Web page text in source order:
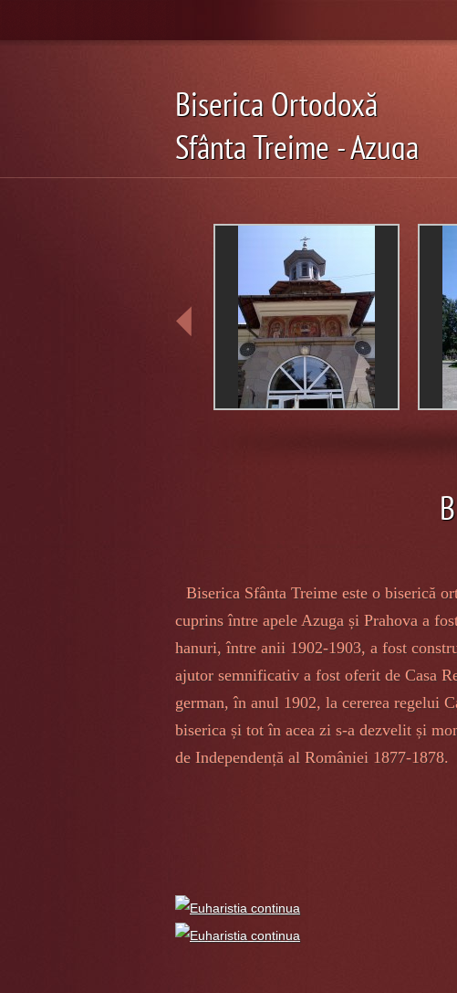
Biserica Ortodoxă
Sfânta Treime - Azuga
Biserica Sfânta Treime este o biserică
cuprins între apele Azuga și Prahova a
hanuri, între anii 1902-1903, a fost
ajutor semnificativ a fost oferit de Casa
german, în anul 1902, la cererea regelui
biserica și tot în acea zi s-a dezvelit și
de Independență al României 1877-1878.